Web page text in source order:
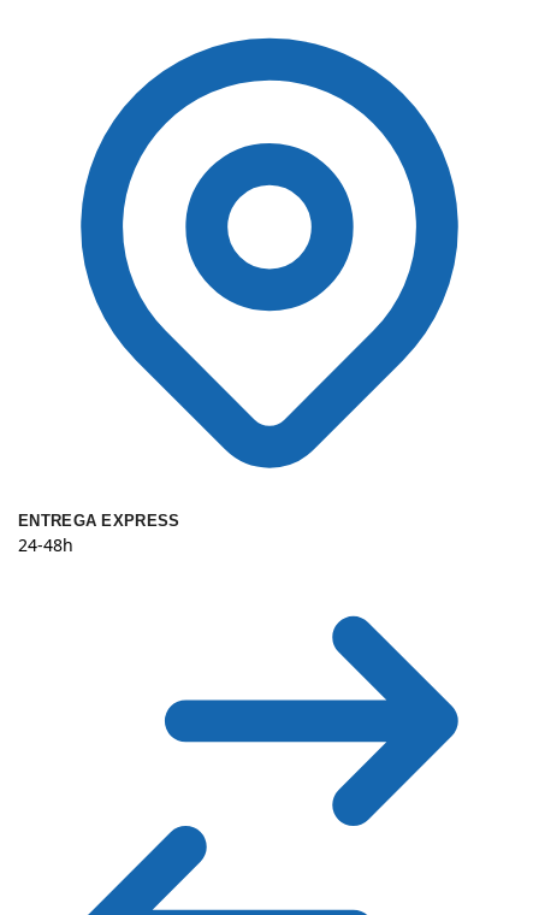
ENTREGA EXPRESS
24-48h